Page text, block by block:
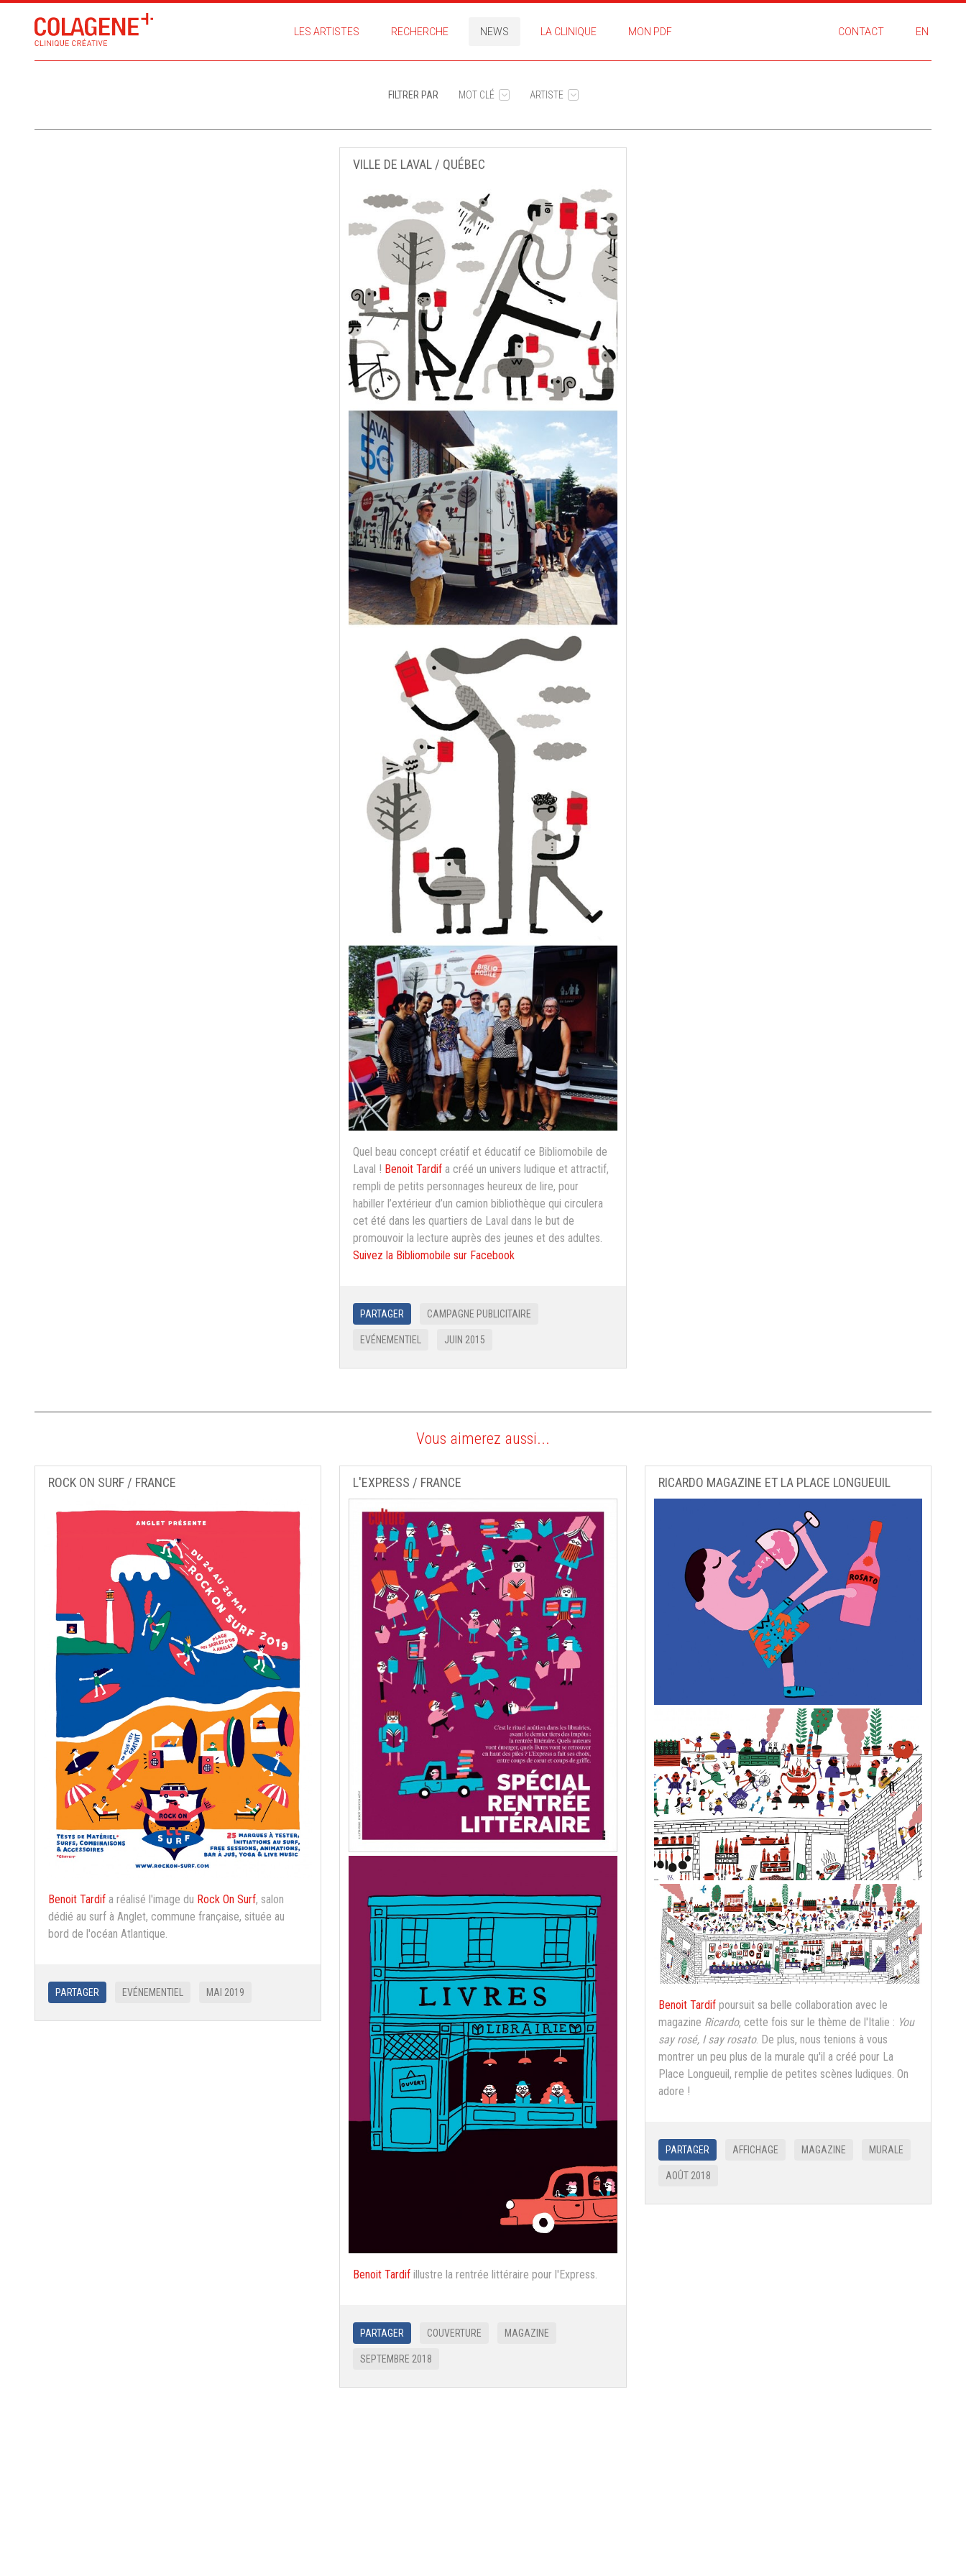
LES ARTISTES RECHERCHE NEWS LA CLINIQUE MON PDF CONTACT EN
FILTRER PAR MOT CLÉ ARTISTE
VILLE DE LAVAL / QUÉBEC
Quel beau concept créatif et éducatif ce Bibliomobile de
Laval ! Benoit Tardif a créé un univers ludique et attractif,
rempli de petits personnages heureux de lire, pour
habiller l’extérieur d’un camion bibliothèque qui circulera
cet été dans les quartiers de Laval dans le but de
promouvoir la lecture auprès des jeunes et des adultes.
Suivez la Bibliomobile sur Facebook
PARTAGER CAMPAGNE PUBLICITAIRE
EVÉNEMENTIEL JUIN 2015
Vous aimerez aussi...
ROCK ON SURF / FRANCE
Benoit Tardif a réalisé l'image du Rock On Surf, salon
dédié au surf à Anglet, commune française, située au
bord de l'océan Atlantique.
PARTAGER EVÉNEMENTIEL MAI 2019
L'EXPRESS / FRANCE
Benoit Tardif illustre la rentrée littéraire pour l'Express.
PARTAGER COUVERTURE MAGAZINE
SEPTEMBRE 2018
RICARDO MAGAZINE ET LA PLACE LONGUEUIL
Benoit Tardifpoursuit sa belle collaboration avec le
magazine Ricardo, cette fois sur le thème de l'Italie : You
say rosé, I say rosato. De plus, nous tenions à vous
montrer un peu plus de la murale qu'il a créé pour La
Place Longueuil, remplie de petites scènes ludiques. On
adore !
PARTAGER AFFICHAGE MAGAZINE MURALE
AOÛT 2018